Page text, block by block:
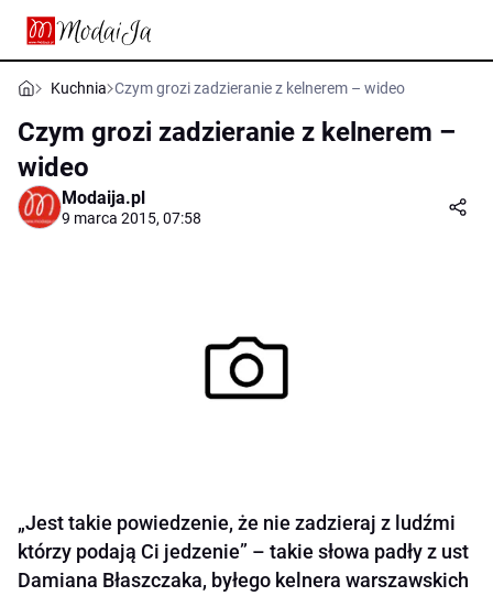
Kuchnia Czym grozi zadzieranie z kelnerem – wideo
Czym grozi zadzieranie z kelnerem –
wideo
Modaija.pl
9 marca 2015, 07:58
„Jest takie powiedzenie, że nie zadzieraj z ludźmi
którzy podają Ci jedzenie” – takie słowa padły z ust
Damiana Błaszczaka, byłego kelnera warszawskich